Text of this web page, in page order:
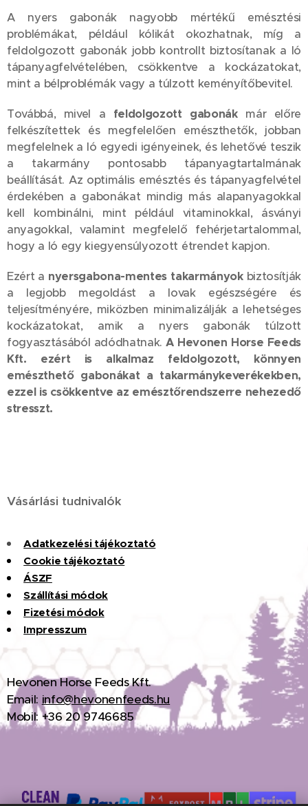
A nyers gabonák nagyobb mértékű emésztési
problémákat, például kólikát okozhatnak, míg a
feldolgozott gabonák jobb kontrollt biztosítanak a ló
tápanyagfelvételében, csökkentve a kockázatokat,
mint a bélproblémák vagy a túlzott keményítőbevitel.
Továbbá, mivel a feldolgozott gabonákmár előre
felkészítettek és megfelelően emészthetők, jobban
megfelelnek a ló egyedi igényeinek, és lehetővé teszik
a takarmány pontosabb tápanyagtartalmának
beállítását. Az optimális emésztés és tápanyagfelvétel
érdekében a gabonákat mindig más alapanyagokkal
kell kombinálni, mint például vitaminokkal, ásványi
anyagokkal, valamint megfelelő fehérjetartalommal,
hogy a ló egy kiegyensúlyozott étrendet kapjon.
Ezért a nyersgabona-mentes takarmányokbiztosítják
a legjobb megoldást a lovak egészségére és
teljesítményére, miközben minimalizálják a lehetséges
kockázatokat, amik a nyers gabonák túlzott
fogyasztásából adódhatnak.A Hevonen Horse Feeds
Kft. ezért is alkalmaz feldolgozott, könnyen
emészthető gabonákat a takarmánykeverékekben,
ezzel is csökkentve az emésztőrendszerre nehezedő
stresszt.
Vásárlási tudnivalók
Adatkezelési tájékoztató
Cookie tájékoztató
ÁSZF
Szállítási módok
Fizetési módok
Impresszum
Hevonen Horse Feeds Kft.
Email: info@hevonenfeeds.hu
Mobil: +36 20 9746685